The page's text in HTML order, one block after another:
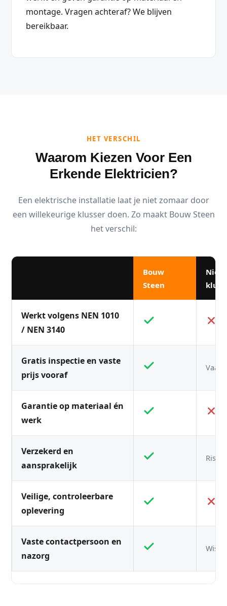
montage. Vragen achteraf? We blijven
bereikbaar.
HET VERSCHIL
Waarom Kiezen Voor Een
Erkende Elektricien?
Een elektrische installatie laat je niet zomaar door
een willekeurige klusser doen. Zo maakt Bouw Steen
het verschil:
Bouw
Steen
Niet-
Werkt volgens NEN 1010
/ NEN 3140
Gratis inspectie en vaste
prijs vooraf
Vaak
Garantie op materiaal én
werk
Verzekerd en
aansprakelijk
Veilige, controleerbare
oplevering
Vaste contactpersoon en
nazorg